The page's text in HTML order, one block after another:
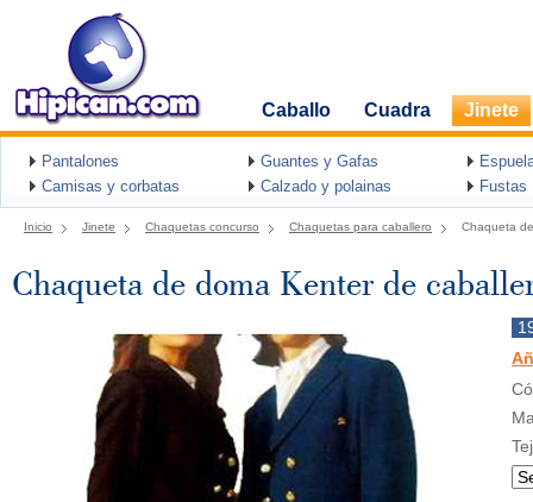
Caballo Cuadra Jinete
Pantalones Guantes y Gafas
Camisas y corbatas
Calzado y polainas Fustas
Inicio Jinete Chaquetas concurso Chaquetas para caballero Chaqueta
Chaqueta de doma Kenter de